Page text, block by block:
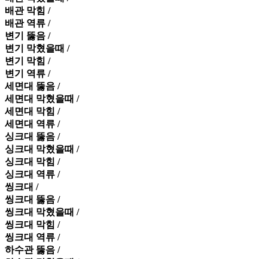
배관 막힘 /
배관 역류 /
변기 뚫음 /
변기 막혔을때 /
변기 막힘 /
변기 역류 /
세면대 뚫음 /
세면대 막혔을때 /
세면대 막힘 /
세면대 역류 /
싱크대 뚫음 /
싱크대 막혔을때 /
싱크대 막힘 /
싱크대 역류 /
씽크대 /
씽크대 뚫음 /
씽크대 막혔을때 /
씽크대 막힘 /
씽크대 역류 /
하수관 뚫음 /